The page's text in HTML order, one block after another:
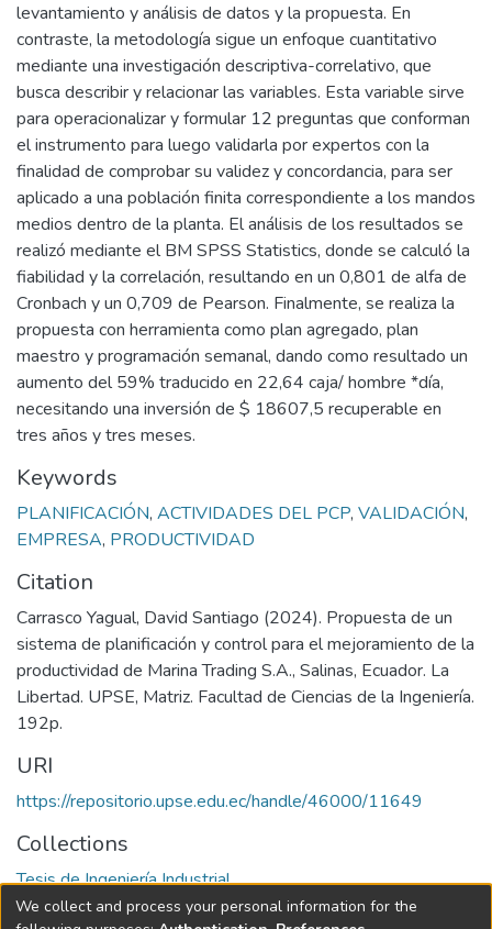
levantamiento y análisis de datos y la propuesta. En
contraste, la metodología sigue un enfoque cuantitativo
mediante una investigación descriptiva-correlativo, que
busca describir y relacionar las variables. Esta variable sirve
para operacionalizar y formular 12 preguntas que conforman
el instrumento para luego validarla por expertos con la
finalidad de comprobar su validez y concordancia, para ser
aplicado a una población finita correspondiente a los mandos
medios dentro de la planta. El análisis de los resultados se
realizó mediante el BM SPSS Statistics, donde se calculó la
fiabilidad y la correlación, resultando en un 0,801 de alfa de
Cronbach y un 0,709 de Pearson. Finalmente, se realiza la
propuesta con herramienta como plan agregado, plan
maestro y programación semanal, dando como resultado un
aumento del 59% traducido en 22,64 caja/ hombre *día,
necesitando una inversión de $ 18607,5 recuperable en
tres años y tres meses.
Keywords
PLANIFICACIÓN, ACTIVIDADES DEL PCP, VALIDACIÓN,
EMPRESA, PRODUCTIVIDAD
Citation
Carrasco Yagual, David Santiago (2024). Propuesta de un
sistema de planificación y control para el mejoramiento de la
productividad de Marina Trading S.A., Salinas, Ecuador. La
Libertad. UPSE, Matriz. Facultad de Ciencias de la Ingeniería.
192p.
URI
https://repositorio.upse.edu.ec/handle/46000/11649
Collections
Tesis de Ingeniería Industrial
We collect and process your personal information for the